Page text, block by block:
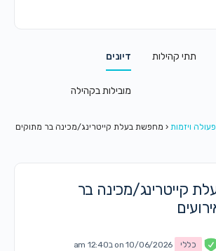
תתי קהילות דיונים
מובילות בקהילה
ויזמות ‹ מחפשת בעלת קייטרינג/מכינה בר מתוקים
קייטרינג/מכינה בר
כללי on 10/06/2026 ב12:40 am